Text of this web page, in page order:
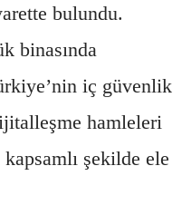
bulundu.
binasında
iç güvenlik
hamleleri
şekilde ele